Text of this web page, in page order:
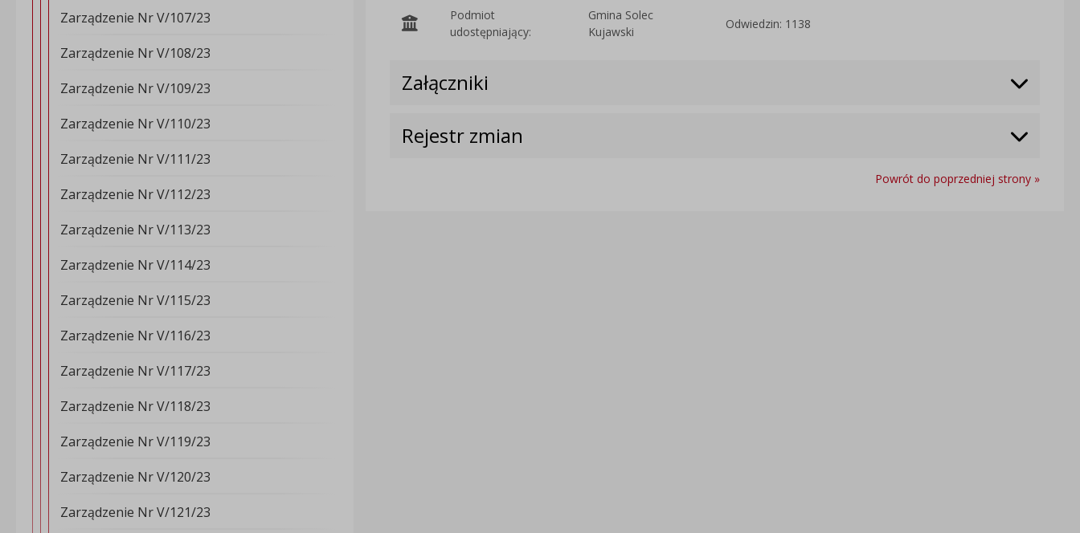
Zarządzenie Nr V/107/23
Zarządzenie Nr V/108/23
Zarządzenie Nr V/109/23
Zarządzenie Nr V/110/23
Zarządzenie Nr V/111/23
Zarządzenie Nr V/112/23
Zarządzenie Nr V/113/23
Zarządzenie Nr V/114/23
Zarządzenie Nr V/115/23
Zarządzenie Nr V/116/23
Zarządzenie Nr V/117/23
Zarządzenie Nr V/118/23
Zarządzenie Nr V/119/23
Zarządzenie Nr V/120/23
Zarządzenie Nr V/121/23
Podmiot
udostępniający:
Gmina Solec
Kujawski
Odwiedzin: 1138
Załączniki
Rejestr zmian
Powrót do poprzedniej strony »